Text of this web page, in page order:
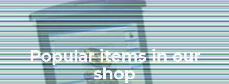
Popular items in our
shop